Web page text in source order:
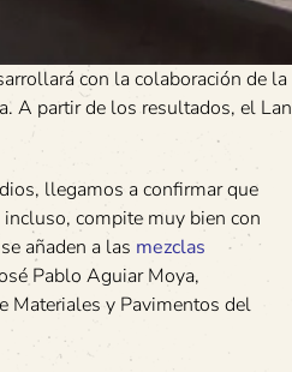
con la colaboración de
A partir de los resultados, el
llegamos a confirmar que
compite muy bien con
añaden a las mezclas
Pablo Aguiar Moya,
Materiales y Pavimentos del